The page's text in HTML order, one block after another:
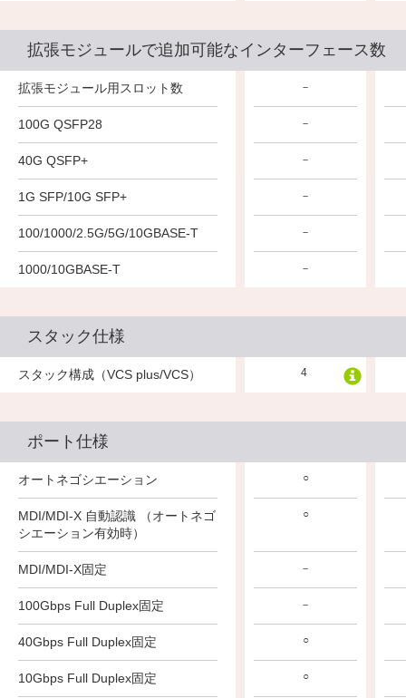
拡張モジュールで追加可能なインターフェース数
拡張モジュール用スロット数
100G QSFP28
40G QSFP+
1G SFP/10G SFP+
100/1000/2.5G/5G/10GBASE-T
1000/10GBASE-T
－
－
－
－
－
－
スタック仕様
スタック構成（VCS plus/VCS） 4
ポート仕様
オートネゴシエーション
MDI/MDI-X 自動認識 （オートネゴ
シエーション有効時）
MDI/MDI-X固定
100Gbps Full Duplex固定
40Gbps Full Duplex固定
10Gbps Full Duplex固定
○
○
－
－
○
○